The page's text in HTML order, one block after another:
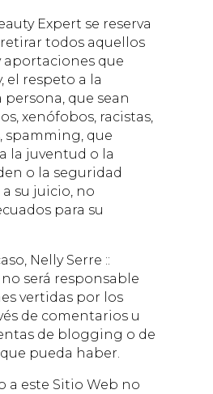
Expert se reserva
todos aquellos
aportaciones que
el respeto a la
que sean
xenófobos, racistas,
spamming, que
la juventud o la
o la seguridad
su juicio, no
para su
Nelly Serre ::
no será responsable
vertidas por los
de comentarios u
de blogging o de
pueda haber.
a este Sitio Web no